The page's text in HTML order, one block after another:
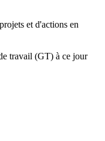
et d'actions en
travail (GT) à ce jour